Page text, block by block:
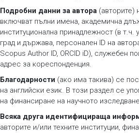
Подробни данни за автора (авторите)
включват пълни имена, академична
институционална принадлежност (в т.ч.
град и държава, персонален ID на
Scopus Author ID, ORCID iD), служебен
адрес за кореспонденция.
Благодарности (ако има такива) се
на английски език. В този раздел се
на финансиране на научното
Всяка друга идентифицираща
авторите и/или техните институции,